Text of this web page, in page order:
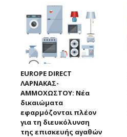
EUROPE DIRECT
ΛΑΡΝΑΚΑΣ-
ΑΜΜΟΧΩΣΤΟΥ: Νέα
δικαιώματα
εφαρμόζονται πλέον
για τη διευκόλυνση
της επισκευής αγαθών